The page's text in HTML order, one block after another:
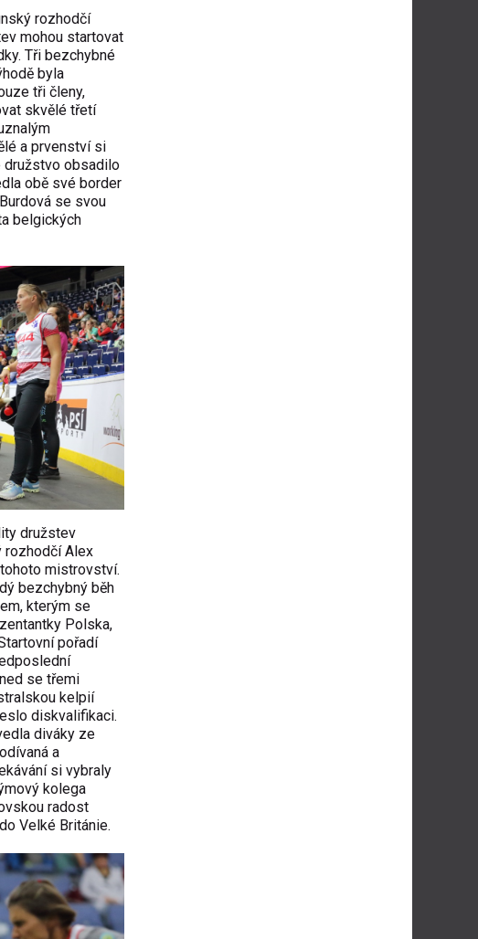
rozhodčí
mohou startovat
Tři bezchybné
byla
tři členy,
skvělé třetí
a prvenství si
družstvo obsadilo
obě své border
se svou
belgických
družstev
rozhodčí Alex
mistrovství.
bezchybný běh
kterým se
Polska,
pořadí
se třemi
kelpií
diskvalifikaci.
diváky ze
a
si vybraly
kolega
radost
Velké Británie.